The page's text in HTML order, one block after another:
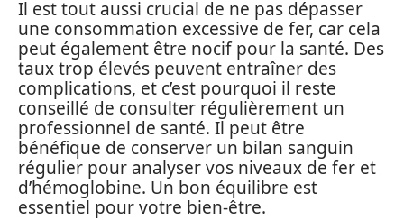
Il est tout aussi crucial de ne pas dépasser
une consommation excessive de fer, car cela
peut également être nocif pour la santé. Des
taux trop élevés peuvent entraîner des
complications, et c’est pourquoi il reste
conseillé de consulter régulièrement un
professionnel de santé. Il peut être
bénéfique de conserver un bilan sanguin
régulier pour analyser vos niveaux de fer et
d’hémoglobine. Un bon équilibre est
essentiel pour votre bien-être.